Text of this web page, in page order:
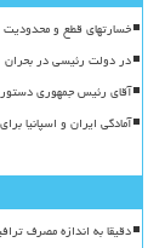
خسارتهای قطع و محدودیت
در دولت رئیسی در بحران 1401 وعده دادند اینترنت به طور موقت قطع می شود اما ماندگار شد
آقای رئیس جمهوری دستور
آمادگی ایران و اسپانیا
دقیقا به اندازه مصرف